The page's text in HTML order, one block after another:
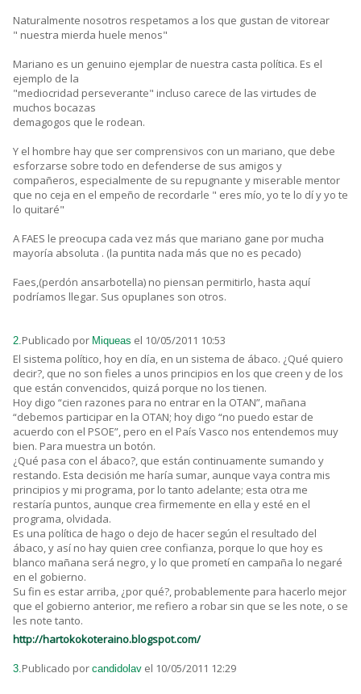
Naturalmente nosotros respetamos a los que gustan de vitorear
" nuestra mierda huele menos"
Mariano es un genuino ejemplar de nuestra casta política. Es el
ejemplo de la
"mediocridad perseverante" incluso carece de las virtudes de
muchos bocazas
demagogos que le rodean.
Y el hombre hay que ser comprensivos con un mariano, que debe
esforzarse sobre todo en defenderse de sus amigos y
compañeros, especialmente de su repugnante y miserable mentor
que no ceja en el empeño de recordarle " eres mío, yo te lo dí y yo te
lo quitaré"
A FAES le preocupa cada vez más que mariano gane por mucha
mayoría absoluta . (la puntita nada más que no es pecado)
Faes,(perdón ansarbotella) no piensan permitirlo, hasta aquí
podríamos llegar. Sus opuplanes son otros.
2.Publicado por Miqueas el 10/05/2011 10:53
El sistema político, hoy en día, en un sistema de ábaco. ¿Qué quiero
decir?, que no son fieles a unos principios en los que creen y de los
que están convencidos, quizá porque no los tienen.
Hoy digo “cien razones para no entrar en la OTAN”, mañana
“debemos participar en la OTAN; hoy digo “no puedo estar de
acuerdo con el PSOE”, pero en el País Vasco nos entendemos muy
bien. Para muestra un botón.
¿Qué pasa con el ábaco?, que están continuamente sumando y
restando. Esta decisión me haría sumar, aunque vaya contra mis
principios y mi programa, por lo tanto adelante; esta otra me
restaría puntos, aunque crea firmemente en ella y esté en el
programa, olvidada.
Es una política de hago o dejo de hacer según el resultado del
ábaco, y así no hay quien cree confianza, porque lo que hoy es
blanco mañana será negro, y lo que prometí en campaña lo negaré
en el gobierno.
Su fin es estar arriba, ¿por qué?, probablemente para hacerlo mejor
que el gobierno anterior, me refiero a robar sin que se les note, o se
les note tanto.
http://hartokokoteraino.blogspot.com/
3.Publicado por candidolav el 10/05/2011 12:29